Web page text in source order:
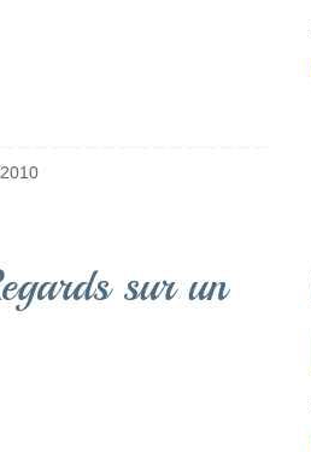
sur un